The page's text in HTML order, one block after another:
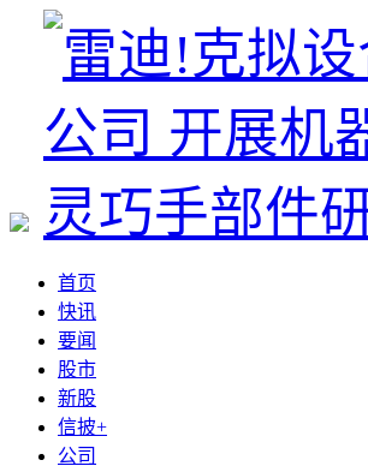
首页
快讯
要闻
股市
新股
信披+
公司